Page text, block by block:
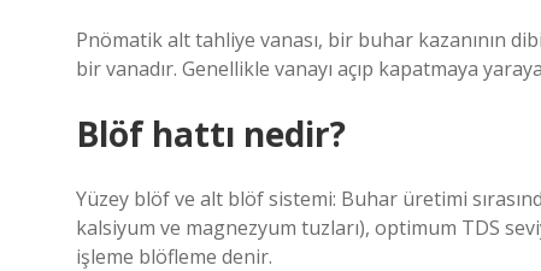
Pnömatik alt tahliye vanası, bir buhar kazanının
bir vanadır. Genellikle vanayı açıp kapatmaya
Blöf hattı nedir?
Yüzey blöf ve alt blöf sistemi: Buhar üretimi
kalsiyum ve magnezyum tuzları), optimum TDS
işleme blöfleme denir.